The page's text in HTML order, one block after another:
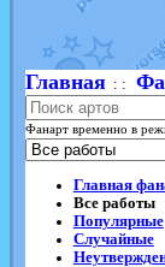
Главная: :
Фанарт временно в
Главная
Все работы
Популярные
Случайные